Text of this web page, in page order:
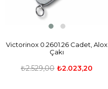
Victorinox 0.2601.26 Cadet, Alox
Çakı
₺2.023,20
₺2.529,00